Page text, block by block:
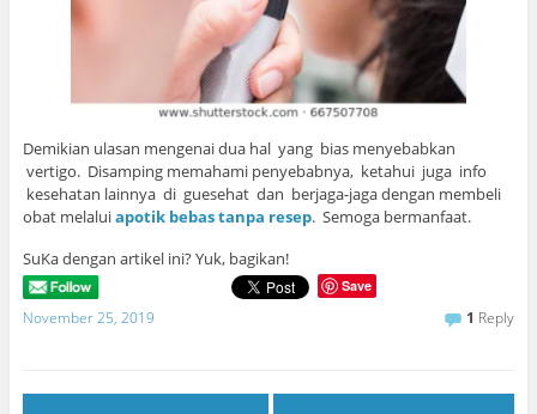
Demikian ulasan mengenai dua hal yang bias menyebabkan
vertigo. Disamping memahami penyebabnya, ketahui juga info
kesehatan lainnya di guesehat dan berjaga-jaga dengan membeli
obat melaluiapotik bebas tanpa resep. Semoga bermanfaat.
SuKa dengan artikel ini? Yuk, bagikan!
Save
November 25, 2019 1 Reply